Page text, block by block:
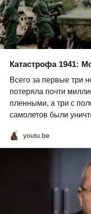
Катастрофа 1941:
Всего за первые три
потеряла почти
пленными, а три с
самолетов были
youtu.be